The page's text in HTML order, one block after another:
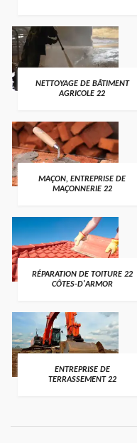
NETTOYAGE DE BÂTIMENT
AGRICOLE 22
MAÇON, ENTREPRISE DE
MAÇONNERIE 22
RÉPARATION DE TOITURE 22
CÔTES-D'ARMOR
ENTREPRISE DE
TERRASSEMENT 22